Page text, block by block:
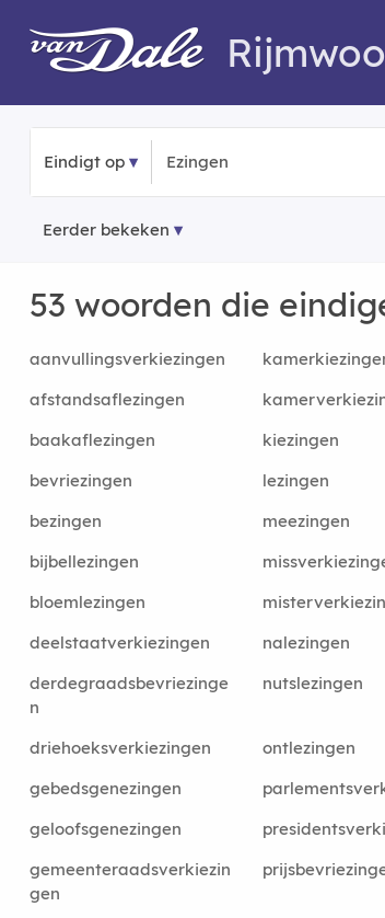
Eindigt op
Eerder bekeken
53 woorden die
aanvullingsverkiezingen
afstandsaflezingen
baakaflezingen
kiezingen
bevriezingen
lezingen
bezingen
meezingen
bijbellezingen
bloemlezingen
deelstaatverkiezingen
nalezingen
derdegraadsbevriezinge
n
nutslezingen
driehoeksverkiezingen ontlezingen
gebedsgenezingen
geloofsgenezingen
gemeenteraadsverkiezin
gen